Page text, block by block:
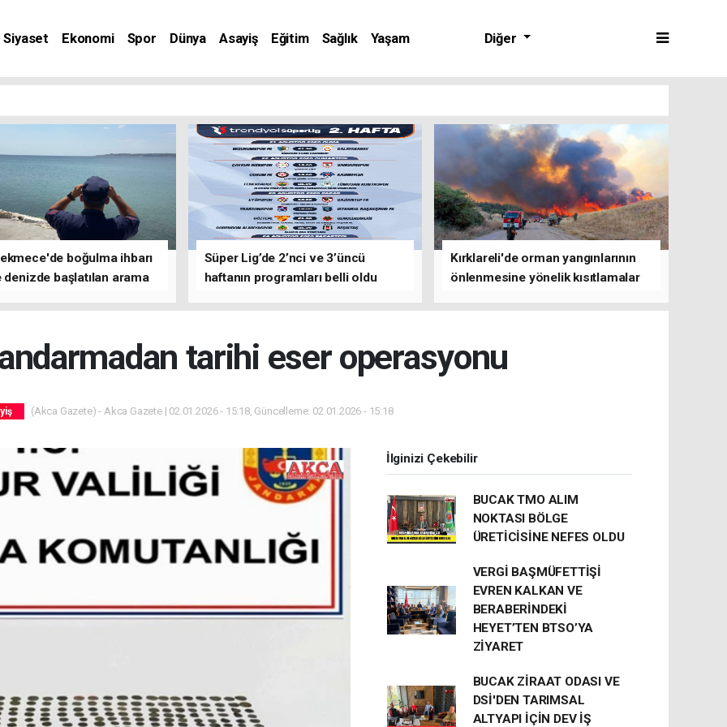
Siyaset Ekonomi Spor Dünya Asayiş Eğitim Sağlık
Yaşam
Diğer
boğulma ihbarı
başlatılan arama
Süper Lig’de 2’nci ve 3’üncü
haftanın programları belli oldu
Kırklareli'de orman yangınlarının
önlenmesine yönelik kısıtlamalar
tarihi eser operasyonu
(Akca Gazete) - Akca Gazete | 02.01.2026 - 15:18, Güncelleme: 02.01.2026 - 15:18
İlginizi Çekebilir
BUCAK TMO ALIM
NOKTASI BÖLGE
ÜRETİCİSİNE NEFES OLDU
VERGİ BAŞMÜFETTİŞİ
EVREN KALKAN VE
BERABERİNDEKİ
HEYET’TEN BTSO’YA
ZİYARET
BUCAK ZİRAAT ODASI VE
DSİ'DEN TARIMSAL
ALTYAPI İÇİN DEV İŞ